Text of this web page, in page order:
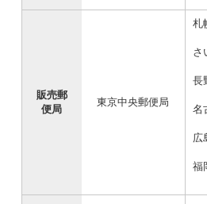
販売郵
便局
東京中央郵便局
札
さ
長
名
広
福